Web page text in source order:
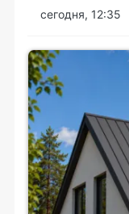
сегодня, 12:35